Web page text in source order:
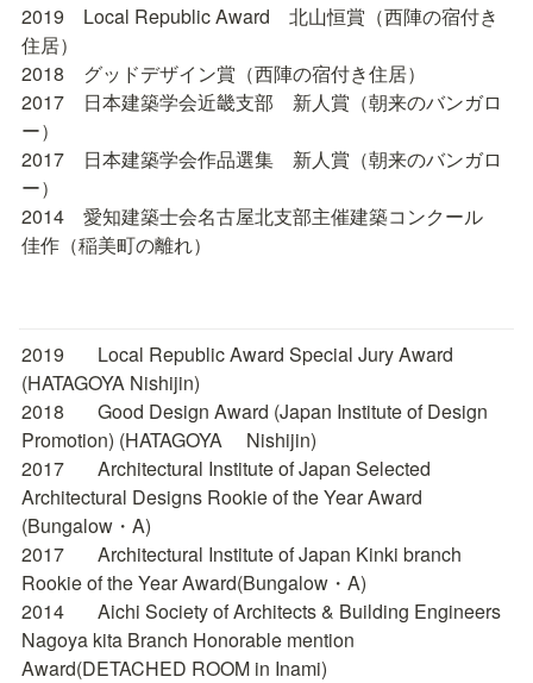
2019　Local Republic Award　北山恒賞（西陣の宿付き
住居）
2018　グッドデザイン賞（西陣の宿付き住居）
2017　日本建築学会近畿支部　新人賞（朝来のバンガロ
ー）
2017　日本建築学会作品選集　新人賞（朝来のバンガロ
ー）
2014　愛知建築士会名古屋北支部主催建築コンクール
佳作（稲美町の離れ）
2019	Local Republic Award Special Jury Award
(HATAGOYA Nishijin)
2018	Good Design Award (Japan Institute of Design
Promotion) (HATAGOYA     Nishijin)
2017	Architectural Institute of Japan Selected
Architectural Designs Rookie of the Year Award
(Bungalow・A)
2017	Architectural Institute of Japan Kinki branch
Rookie of the Year Award(Bungalow・A)
2014	Aichi Society of Architects & Building Engineers
Nagoya kita Branch Honorable mention
Award(DETACHED ROOM in Inami)